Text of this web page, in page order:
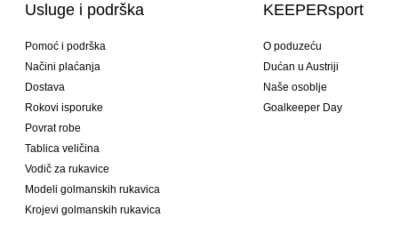
Usluge i podrška
Pomoć i podrška
Načini plaćanja
Dostava
Rokovi isporuke
Povrat robe
Tablica veličina
Vodič za rukavice
Modeli golmanskih rukavica
Krojevi golmanskih rukavica
KEEPERsport
O poduzeću
Dućan u Austriji
Naše osoblje
Goalkeeper Day